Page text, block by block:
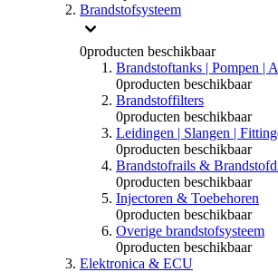
Brandstofsysteem
0producten beschikbaar
Brandstoftanks | Pompen |
0producten beschikbaar
Brandstoffilters
0producten beschikbaar
Leidingen | Slangen |
0producten beschikbaar
Brandstofrails &
0producten beschikbaar
Injectoren & Toebehoren
0producten beschikbaar
Overige brandstofsysteem
0producten beschikbaar
Elektronica & ECU